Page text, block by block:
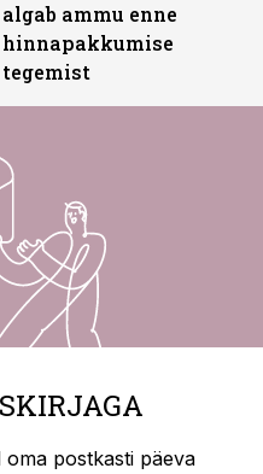
algab ammu enne
hinnapakkumise
tegemist
oma postkasti päeva